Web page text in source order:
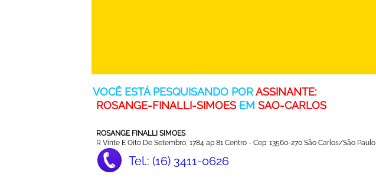
VOCÊ ESTÁ PESQUISANDO PORASSINANTE:
ROSANGE-FINALLI-SIMOESEM SAO-CARLOS
ROSANGE FINALLI SIMOES
R Vinte E Oito De Setembro, 1784 ap 81 Centro - Cep: 13560-270 São Carlos/São Paulo
Tel.: (16) 3411-0626